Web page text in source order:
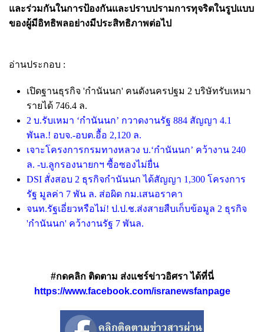
และร่วมกันในการป้องกันและปราบปรามการทุจริตในรูปแบบ
ของผู้มีอิทธิพลอย่างมีประสิทธิภาพต่อไป
อ่านประกอบ :
เปิดฐานธุรกิจ 'กำนันนก' คนดังนครปฐม 2 บริษัทรับเหมา
รายได้ 746.4 ล.
2 บ.รับเหมา ‘กำนันนก’ กวาดงานรัฐ 884 สัญญา 4.1
พันล.! อบจ.-อบต.อื้อ 2,120 ล.
เจาะโครงการกรมทางหลวง บ.‘กำนันนก’ คว้างาน 240
ล. -บ.ลูกรองนายกฯ ซื้อซองไม่ยื่น
DSI สั่งสอบ 2 ธุรกิจกำนันนก ได้สัญญา 1,300 โครงการ
รัฐ มูลค่า 7 พัน ล. ส่อผิด กม.เสนอราคา
จนท.รัฐเอี่ยวหรือไม่! ป.ป.ช.ส่งสายสืบเก็บข้อมูล 2 ธุรกิจ
'กำนันนก' คว้างานรัฐ 7 พันล.
#กดคลิก ติดตาม ส่งแชร์ข่าวอิศรา ได้ที่นี่
https://www.facebook.com/isranewsfanpage